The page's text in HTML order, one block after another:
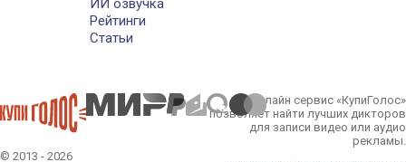
ИИ озвучка
Рейтинги
Статьи
© 2013 - 2026
Онлайн сервис «КупиГолос»
позволяет найти лучших дикторов
для записи видео или аудио
рекламы.